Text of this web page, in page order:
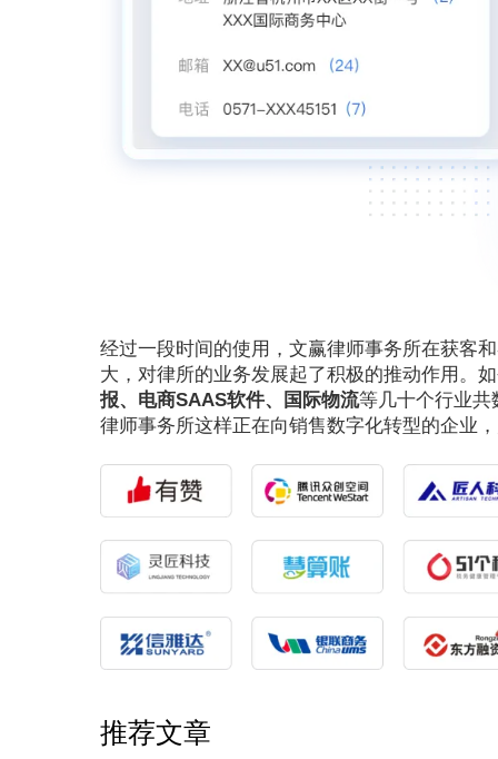
经过一段时间的使用，文赢律师事务所在获客
大，对律所的业务发展起了积极的推动作用。
报、电商SAAS软件、国际物流等几十个行业共
律师事务所这样正在向销售数字化转型的企业
推荐文章